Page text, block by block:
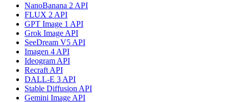
NanoBanana 2 API
FLUX 2 API
GPT Image 1 API
Grok Image API
SeeDream V5 API
Imagen 4 API
Ideogram API
Recraft API
DALL-E 3 API
Stable Diffusion API
Gemini Image API